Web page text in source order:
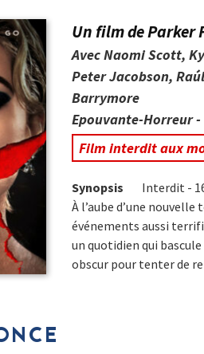
Un film de Parker
Avec Naomi Scott,
Peter Jacobson,
Barrymore
Epouvante-Horreur -
Film interdit aux
Synopsis
Interdit -
À l’aube d’une
événements aussi
un quotidien qui
obscur pour tenter de